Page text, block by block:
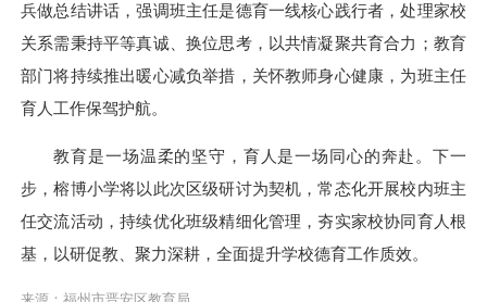
兵做总结讲话，强调班主任是德育一线核心践行者，处理家校
关系需秉持平等真诚、换位思考，以共情凝聚共育合力；教育
部门将持续推出暖心减负举措，关怀教师身心健康，为班主任
育人工作保驾护航。
教育是一场温柔的坚守，育人是一场同心的奔赴。下一
步，榕博小学将以此次区级研讨为契机，常态化开展校内班主
任交流活动，持续优化班级精细化管理，夯实家校协同育人根
基，以研促教、聚力深耕，全面提升学校德育工作质效。